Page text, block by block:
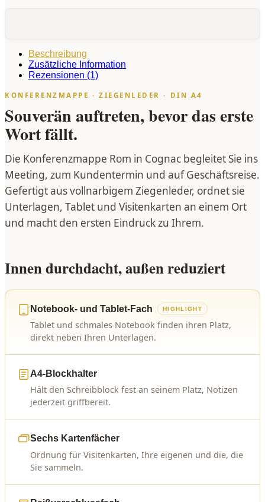
Beschreibung
Zusätzliche Information
Rezensionen (1)
KONFERENZMAPPE · ZIEGENLEDER · DIN A4
Souverän auftreten, bevor das erste
Wort fällt.
Die Konferenzmappe Rom in Cognac begleitet Sie ins
Meeting, zum Kundentermin und auf Geschäftsreise.
Gefertigt aus vollnarbigem Ziegenleder, ordnet sie
Unterlagen, Tablet und Visitenkarten an einem Ort
und macht den ersten Eindruck zu Ihrem.
Innen durchdacht, außen reduziert
Notebook- und Tablet-Fach HIGHLIGHT
Tablet und schmales Notebook finden ihren Platz,
direkt neben Ihren Unterlagen.
A4-Blockhalter
Hält den Schreibblock fest an seinem Platz, Notizen
jederzeit griffbereit.
Sechs Kartenfächer
Ordnung für Visitenkarten, Ihre eigenen und die, die
Sie sammeln.